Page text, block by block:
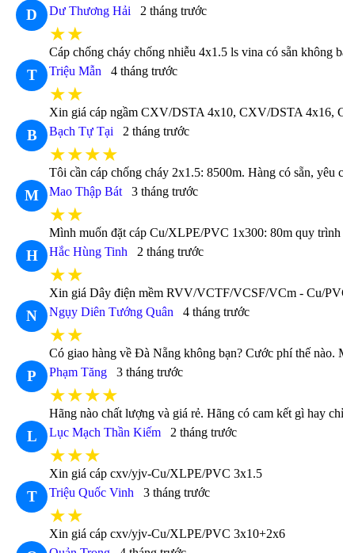
D Dư Thương Hải 2 tháng trước
★★
Cáp chống cháy chống nhiễu 4x1.5 ls vina có sẵn không
T Triệu Mẫn 4 tháng trước
★★
Xin giá cáp ngầm CXV/DSTA 4x10, CXV/DSTA 4x16,
B Bạch Tự Tại 2 tháng trước
★★★★
Tôi cần cáp chống cháy 2x1.5: 8500m. Hàng có sẵn,
M Mao Thập Bát 3 tháng trước
★★
Mình muốn đặt cáp Cu/XLPE/PVC 1x300: 80m quy
H Hắc Hùng Tinh 2 tháng trước
★★
Xin giá Dây điện mềm RVV/VCTF/VCSF/VCm - Cu/
N Ngụy Diên Tướng Quân 4 tháng trước
★★
Có giao hàng về Đà Nẵng không bạn? Cước phí thế nào.
P Phạm Tăng 3 tháng trước
★★★★
Hãng nào chất lượng và giá rẻ. Hãng có cam kết gì hay
L Lục Mạch Thần Kiếm 2 tháng trước
★★★
Xin giá cáp cxv/yjv-Cu/XLPE/PVC 3x1.5
T Triệu Quốc Vinh 3 tháng trước
★★
Xin giá cáp cxv/yjv-Cu/XLPE/PVC 3x10+2x6